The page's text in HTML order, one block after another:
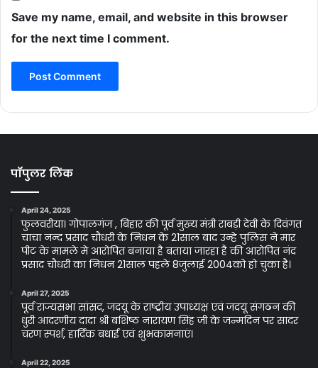
Save my name, email, and website in this browser
for the next time I comment.
पॉपुलर लिंक
April 24, 2025
फुलवरीया। गोपालगंज , बिहार की पूर्व मुख्य मंत्री राबड़ी देवी के दिवंगत
चाचा नन्द प्रसाद चौधरी के निधन के 21साल बाद उन्हे पुलिस ने मार
पीट के मामले मे आरोपित बनाया है बताया जारहा है की आरोपित नंद
प्रसाद चौधरी का निधन 21साल पहले 8जुलाई 2004को हो चुका है।
April 27, 2025
पूर्व राज्यसभा सांसद, जदयू के राष्ट्रीय उपाध्यक्ष एवं जदयू संगठन की
धुरी आदरणीय दादा श्री बशिष्ठ नारायण सिंह जी के जन्मदिन पर सादर
चरण स्पर्श, हार्दिक बधाई एवं शुभकामनाएं।
April 22, 2025